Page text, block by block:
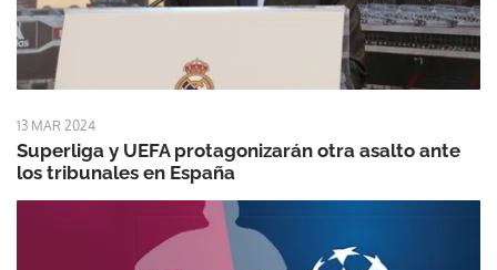
13 MAR 2024
Superliga y UEFA protagonizarán otra asalto ante
los tribunales en España